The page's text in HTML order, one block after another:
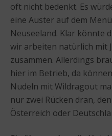
oft nicht bedenkt. Es
eine Auster auf dem
Neuseeland. Klar könnte
wir arbeiten natürlich mit
zusammen. Allerdings
hier im Betrieb, da
Nudeln mit Wildragout
nur zwei Rücken dran,
Österreich oder